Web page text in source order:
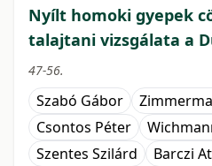
Nyílt homoki gyepek
talajtani vizsgálata a
47-56.
Szabó Gábor
Csontos Péter
Szentes Szilárd
Barczi